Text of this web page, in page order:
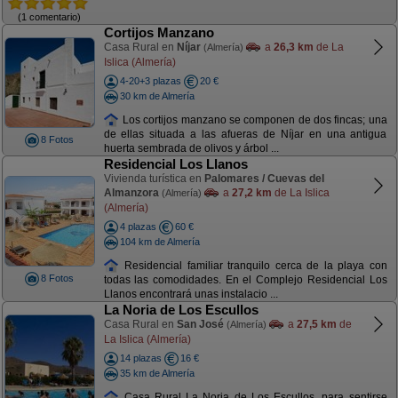
(1 comentario)
8 Fotos
Cortijos Manzano
Casa Rural en Níjar (Almería) a 26,3 km de La
Islica (Almería)
4-20+3 plazas
20 €
30 km de Almería
Los cortijos manzano se componen de dos fincas; una
de ellas situada a las afueras de Níjar en una antigua
huerta sembrada de olivos y árbol ...
8 Fotos
Residencial Los Llanos
Vivienda turística en Palomares / Cuevas del
Almanzora (Almería) a 27,2 km de La Islica
(Almería)
4 plazas
60 €
104 km de Almería
Residencial familiar tranquilo cerca de la playa con
todas las comodidades. En el Complejo Residencial Los
Llanos encontrará unas instalacio ...
La Noria de Los Escullos
Casa Rural en San José (Almería) a 27,5 km de
La Islica (Almería)
14 plazas
16 €
35 km de Almería